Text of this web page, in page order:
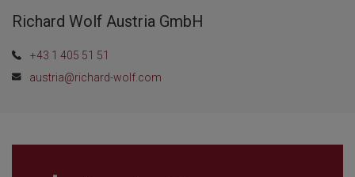
Richard Wolf Austria GmbH
+43 1 405 51 51
austria@richard-wolf.com